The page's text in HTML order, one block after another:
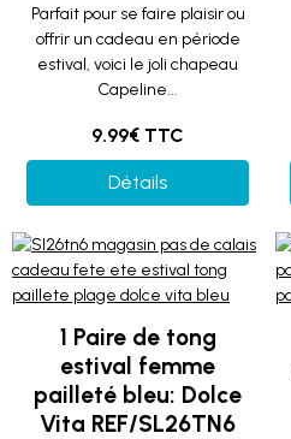
Parfait pour se faire plaisir ou
offrir un cadeau en période
estival, voici le joli chapeau
Capeline...
9.99€ TTC
Détails
1 Paire de tong
estival femme
pailleté bleu: Dolce
Vita REF/SL26TN6